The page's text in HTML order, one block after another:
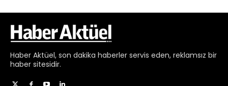
Haber Aktüel, son dakika haberler servis eden, reklamsız bir
haber sitesidir.